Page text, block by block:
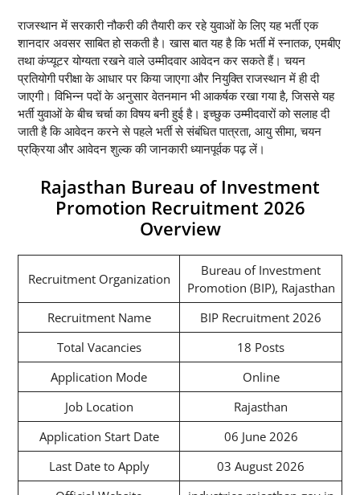
राजस्थान में सरकारी नौकरी की तैयारी कर रहे युवाओं के लिए यह भर्ती एक
शानदार अवसर साबित हो सकती है। खास बात यह है कि भर्ती में स्नातक, एमबीए
तथा कंप्यूटर योग्यता रखने वाले उम्मीदवार आवेदन कर सकते हैं। चयन
प्रतियोगी परीक्षा के आधार पर किया जाएगा और नियुक्ति राजस्थान में ही दी
जाएगी। विभिन्न पदों के अनुसार वेतनमान भी आकर्षक रखा गया है, जिससे यह
भर्ती युवाओं के बीच चर्चा का विषय बनी हुई है। इच्छुक उम्मीदवारों को सलाह दी
जाती है कि आवेदन करने से पहले भर्ती से संबंधित पात्रता, आयु सीमा, चयन
प्रक्रिया और आवेदन शुल्क की जानकारी ध्यानपूर्वक पढ़ लें।
Rajasthan Bureau of Investment
Promotion Recruitment 2026
Overview
Recruitment Organization
Bureau of Investment
Promotion (BIP), Rajasthan
Recruitment Name
BIP Recruitment 2026
Total Vacancies
18 Posts
Application Mode
Online
Job Location
Rajasthan
Application Start Date
06 June 2026
Last Date to Apply
03 August 2026